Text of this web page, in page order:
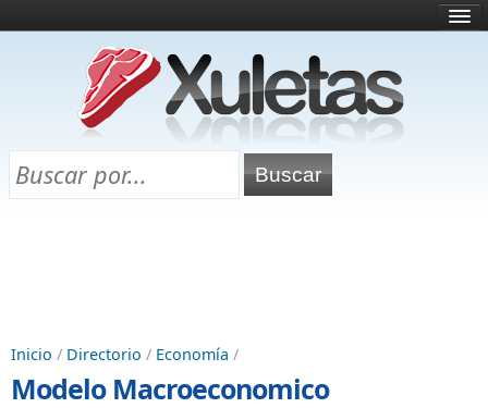
¿Qué es esto?
Directorio
Chuletas para exámenes
Inicio / Directorio / Economía /
Modelo Macroeconomico